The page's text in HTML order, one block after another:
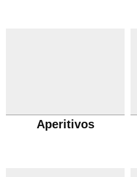
Aperitivos